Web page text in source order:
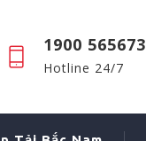
1900 565673
Hotline 24/7